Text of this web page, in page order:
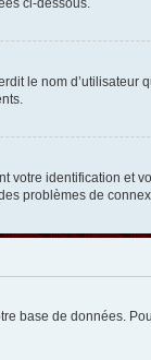
le nom
identification et
problèmes de
base de données.